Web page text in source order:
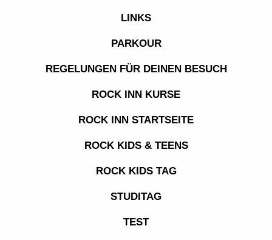
LINKS
PARKOUR
REGELUNGEN FÜR DEINEN BESUCH
ROCK INN KURSE
ROCK INN STARTSEITE
ROCK KIDS & TEENS
ROCK KIDS TAG
STUDITAG
TEST